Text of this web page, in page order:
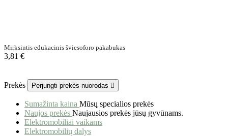
Mirksintis edukacinis šviesoforo pakabukas
3,81 €
Prekės Perjungti prekės nuorodas 
Sumažinta kaina Mūsų specialios prekės
Naujos prekės Naujausios prekės jūsų gyvūnams.
Elektromobiliai vaikams
Elektromobilių dalys